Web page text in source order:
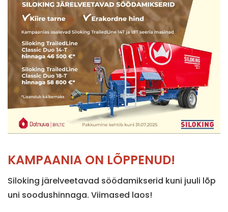
KAMPAANIA ON LÕPPENUD!
Siloking järelveetavad söödamikserid kuni juuli lõp
uni soodushinnaga. Viimased laos!